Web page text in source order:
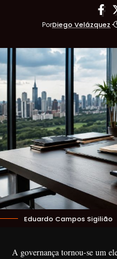
PorDiego Velázquez
Eduardo Campos Sigilião
A governança tornou-se um